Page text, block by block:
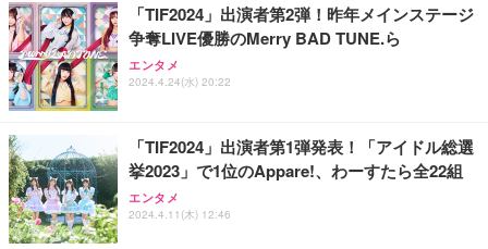
務用 おしゃれ パソコンチェア (ホワイト)
ANDWINT オフィスチェア デスクチェア 肘なし メ
ッシュ 通気性 ランバーサポート付き 腰サポート ガ
ス圧無段階昇降 360度回転 キャスター付き コンパク
【MiniLED/24.5inch/280Hz/FHD】GRAPHT THE S
HOOTER Gaming Monitor 24” Essential ゲーミン
グモニター QD 24.5インチ 1ms FHD 量子ドット 残
アイリスオーヤマ ペットシーツ 超厚型 お徳用 レギ
ュラー 200枚入【Amazon.co.jp限定】
「TIF2024」出演者第2弾！昨年メインステージ
争奪LIVE優勝のMerry BAD TUNE.ら
エンタメ
2024.4.24(水) 20:22
「TIF2024」出演者第1弾発表！「アイドル総選
挙2023」で1位のAppare!、わーすたら全22組
エンタメ
2024.4.11(木) 12:46